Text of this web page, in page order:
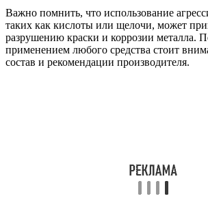
Важно помнить, что использование
таких как кислоты или щелочи, может
разрушению краски и коррозии металла.
применением любого средства стоит
состав и рекомендации производителя.